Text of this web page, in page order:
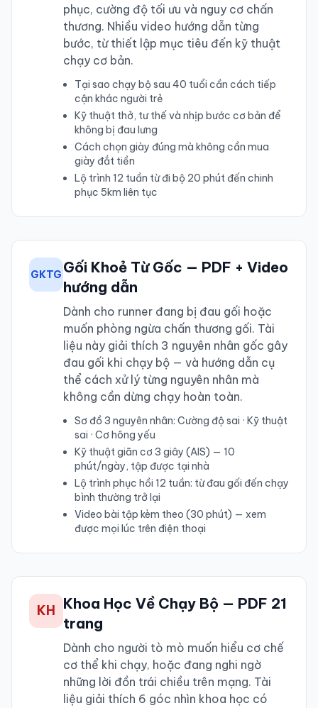
phục, cường độ tối ưu và nguy cơ chấn
thương. Nhiều video hướng dẫn từng
bước, từ thiết lập mục tiêu đến kỹ thuật
chạy cơ bản.
Tại sao chạy bộ sau 40 tuổi cần cách tiếp
cận khác người trẻ
Kỹ thuật thở, tư thế và nhịp bước cơ bản để
không bị đau lưng
Cách chọn giày đúng mà không cần mua
giày đắt tiền
Lộ trình 12 tuần từ đi bộ 20 phút đến chinh
phục 5km liên tục
GKTG Gối Khoẻ Từ Gốc — PDF + Video
hướng dẫn
Dành cho runner đang bị đau gối hoặc
muốn phòng ngừa chấn thương gối. Tài
liệu này giải thích 3 nguyên nhân gốc gây
đau gối khi chạy bộ — và hướng dẫn cụ
thể cách xử lý từng nguyên nhân mà
không cần dừng chạy hoàn toàn.
Sơ đồ 3 nguyên nhân: Cường độ sai · Kỹ thuật
sai · Cơ hông yếu
Kỹ thuật giãn cơ 3 giây (AIS) — 10
phút/ngày, tập được tại nhà
Lộ trình phục hồi 12 tuần: từ đau gối đến chạy
bình thường trở lại
Video bài tập kèm theo (30 phút) — xem
được mọi lúc trên điện thoại
KH Khoa Học Về Chạy Bộ — PDF 21
trang
Dành cho người tò mò muốn hiểu cơ chế
cơ thể khi chạy, hoặc đang nghi ngờ
những lời đồn trái chiều trên mạng. Tài
liệu giải thích 6 góc nhìn khoa học có